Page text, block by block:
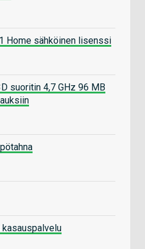
Home sähköinen lisenssi
suoritin 4,7 GHz 96 MB